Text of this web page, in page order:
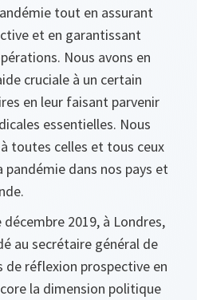
tout en assurant
et en garantissant
Nous avons en
cruciale à un certain
en leur faisant parvenir
essentielles. Nous
toutes celles et tous ceux
dans nos pays et
2019, à Londres,
au secrétaire général de
de réflexion prospective en
la dimension politique